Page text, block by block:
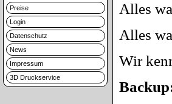
Preise
Login
Datenschutz
News
Impressum
3D Druckservice
Alles
Alles
Wir